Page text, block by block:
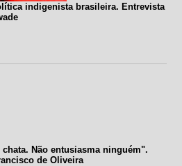
indigenista brasileira. Entrevista
Não entusiasma ninguém".
de Oliveira